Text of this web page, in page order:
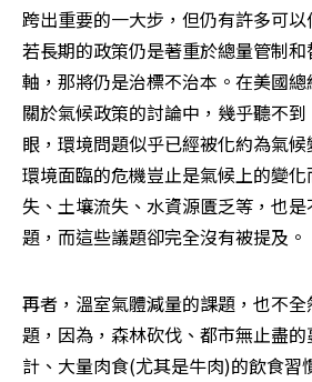
跨出重要的一大步，但仍有許多可以
若長期的政策仍是著重於總量管制
軸，那將仍是治標不治本。在美國
關於氣候政策的討論中，幾乎聽不
眼，環境問題似乎已經被化約為氣
環境面臨的危機豈止是氣候上的變
失、土壤流失、水資源匱乏等，也
題，而這些議題卻完全沒有被提及。
再者，溫室氣體減量的課題，也不
題，因為，森林砍伐、都市無止盡
計、大量肉食(尤其是牛肉)的飲食習